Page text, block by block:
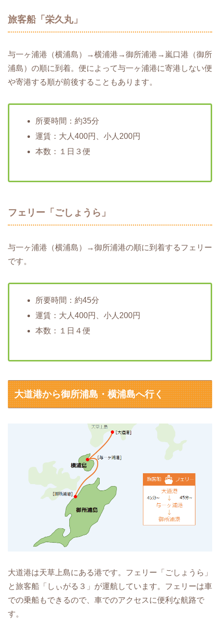
旅客船「栄久丸」
与一ヶ浦港（横浦島）→横浦港→御所浦港→嵐口港（御所
浦島）の順に到着。便によって与一ヶ浦港に寄港しない便
や寄港する順が前後することもあります。
所要時間：約35分
運賃：大人400円、小人200円
本数：１日３便
フェリー「ごしょうら」
与一ヶ浦港（横浦島）→御所浦港の順に到着するフェリー
です。
所要時間：約45分
運賃：大人400円、小人200円
本数：１日４便
大道港から御所浦島・横浦島へ行く
大道港は天草上島にある港です。フェリー「ごしょうら」
と旅客船「しぃがる３」が運航しています。フェリーは車
での乗船もできるので、車でのアクセスに便利な航路で
す。